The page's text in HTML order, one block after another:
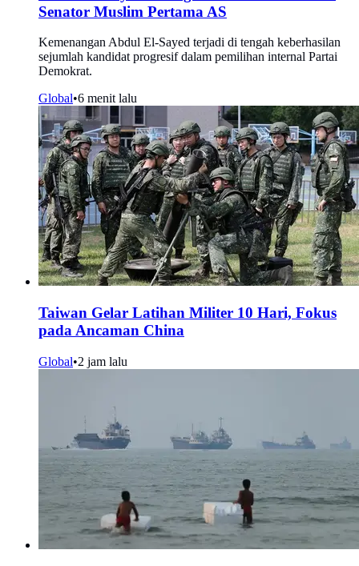
Senator Muslim Pertama AS
Kemenangan Abdul El-Sayed terjadi di tengah keberhasilan
sejumlah kandidat progresif dalam pemilihan internal Partai
Demokrat.
Global•6 menit lalu
Taiwan Gelar Latihan Militer 10 Hari, Fokus
pada Ancaman China
Global•2 jam lalu